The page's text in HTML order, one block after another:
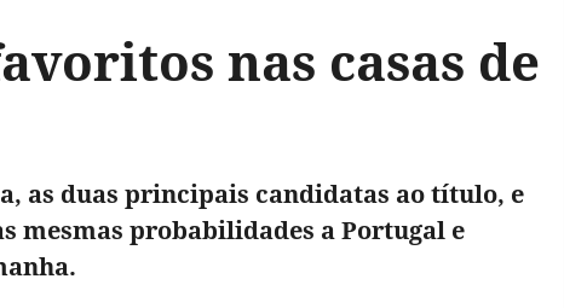
nas casas de
as duas principais candidatas ao título, e
mesmas probabilidades a Portugal e